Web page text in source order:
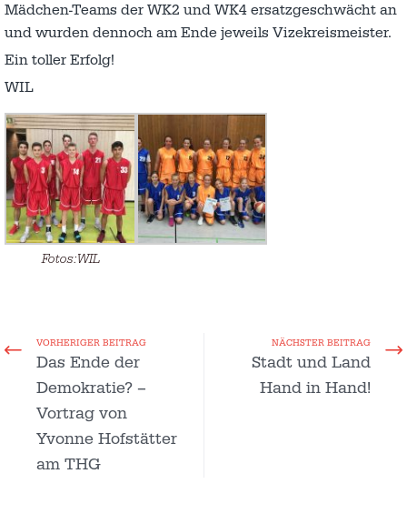
Mädchen-Teams der WK2 und WK4 ersatzgeschwächt an
und wurden dennoch am Ende jeweils Vizekreismeister.
Ein toller Erfolg!
WIL
Fotos:WIL
VORHERIGER BEITRAG
Das Ende der
Demokratie? –
Vortrag von
Yvonne Hofstätter
am THG
NÄCHSTER BEITRAG
Stadt und Land
Hand in Hand!